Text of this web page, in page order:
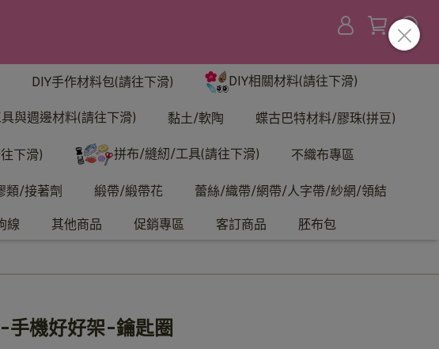
DIY手作材料包(請往下滑) DIY相關材料(請往下滑)
與週邊材料(請往下滑) 黏土/軟陶 蝶古巴特材料/膠珠(拼豆)
下滑) 拼布/縫紉/工具(請往下滑) 不織布專區
類/接著劑 緞帶/緞帶花 蕾絲/織帶/網帶/人字帶/紗網/領結
線 其他商品 促銷專區 客訂商品 胚布包
手機好好架-鑰匙圈